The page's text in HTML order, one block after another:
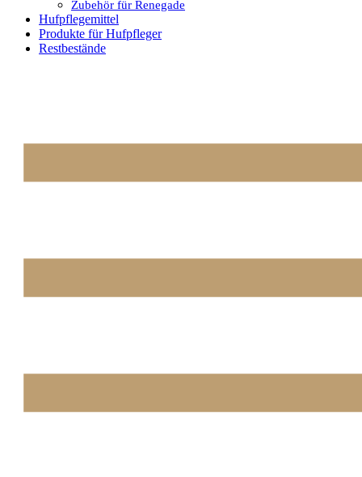
Zubehör für Renegade
Hufpflegemittel
Produkte für Hufpfleger
Restbestände